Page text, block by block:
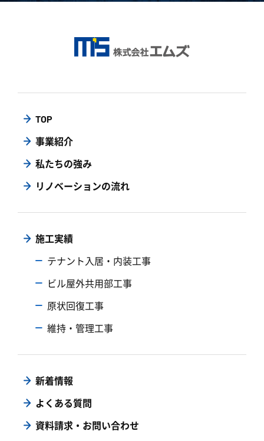
TOP
事業紹介
私たちの強み
リノベーションの流れ
施工実績
テナント入居・内装工事
ビル屋外共用部工事
原状回復工事
維持・管理工事
新着情報
よくある質問
資料請求・お問い合わせ